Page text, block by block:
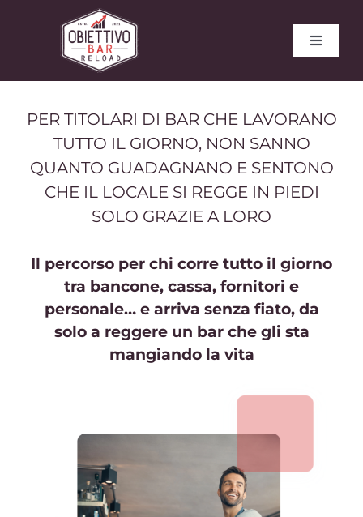
contenuto
Toggle
Home
Il bar che vorrei
Contenuti gratuiti
Contatti
PER TITOLARI DI BAR CHE LAVORANO
TUTTO IL GIORNO, NON SANNO
QUANTO GUADAGNANO E SENTONO
CHE IL LOCALE SI REGGE IN PIEDI
SOLO GRAZIE A LORO
Il percorso per chi corre tutto il giorno
tra bancone, cassa, fornitori e
personale… e arriva senza fiato, da
solo a reggere un bar che gli sta
mangiando la vita